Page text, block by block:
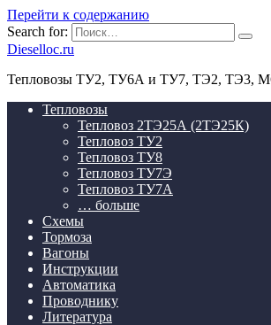
Перейти к содержанию
Search for:
Dieselloc.ru
Тепловозы ТУ2, ТУ6А и ТУ7, ТЭ2, ТЭ3,
Тепловозы
Тепловоз 2ТЭ25А (2ТЭ25К)
Тепловоз ТУ2
Тепловоз ТУ8
Тепловоз ТУ7Э
Тепловоз ТУ7А
… больше
Схемы
Тормоза
Вагоны
Инструкции
Автоматика
Проводнику
Литература